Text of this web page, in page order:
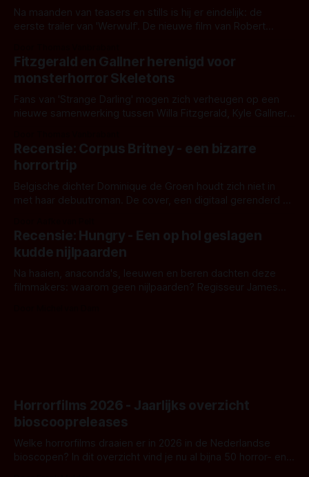
Na maanden van teasers en stills is hij er eindelijk: de
eerste trailer van 'Werwulf'. De nieuwe film van Robert
kille stijl vol folklore en mythe. Het topic deze keer is (kon
het het al raden?)... de weerwolf. Kijk je mee?
Fitzgerald en Gallner herenigd voor
monsterhorror Skeletons
Fans van 'Strange Darling' mogen zich verheugen op een
nieuwe samenwerking tussen Willa Fitzgerald, Kyle Gallner
'Skeletons', een nieuwe creature feature waarvoor de
opnames zijn gestart in Australië.
Recensie: Corpus Britney - een bizarre
horrortrip
Belgische dichter Dominique de Groen houdt zich niet in
met haar debuutroman. De cover, een digitaal gerenderd en
achtergrond, belooft iets kleurrijks maar onheilspellends,
iets ongrijpbaars. En dat maakt De Groen met ieder woord
waar.
Recensie: Hungry - Een op hol geslagen
kudde nijlpaarden
Na haaien, anaconda's, leeuwen en beren dachten deze
filmmakers: waarom geen nijlpaarden? Regisseur James
Horrorfilms 2026 - Jaarlijks overzicht
bioscoopreleases
Welke horrorfilms draaien er in 2026 in de Nederlandse
bioscopen? In dit overzicht vind je nu al bijna 50 horror- en